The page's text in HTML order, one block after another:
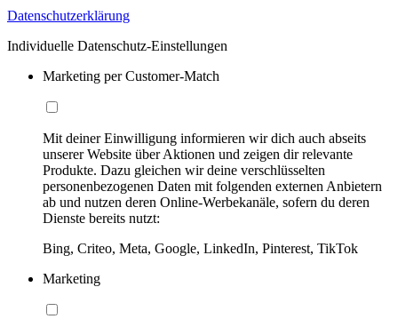
Datenschutzerklärung
Individuelle Datenschutz-Einstellungen
Marketing per Customer-Match
Mit deiner Einwilligung informieren wir dich auch abseits
unserer Website über Aktionen und zeigen dir relevante
Produkte. Dazu gleichen wir deine verschlüsselten
personenbezogenen Daten mit folgenden externen Anbietern
ab und nutzen deren Online-Werbekanäle, sofern du deren
Dienste bereits nutzt:
Bing, Criteo, Meta, Google, LinkedIn, Pinterest, TikTok
Marketing